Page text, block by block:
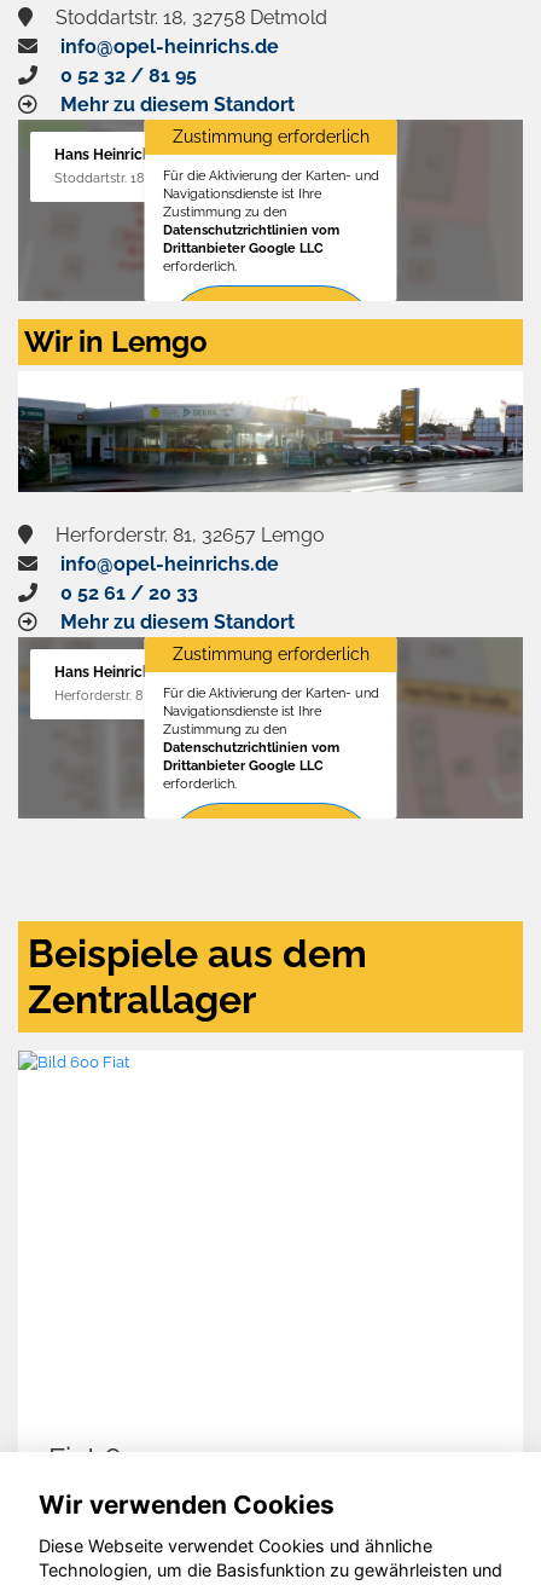
Stoddartstr. 18, 32758 Detmold
info@opel-heinrichs.de
0 52 32 / 81 95
Mehr zu diesem Standort
Hans Heinrichs GmbH
Stoddartstr. 18, 32758 Detmold
Zustimmung erforderlich
Für die Aktivierung der Karten- und
Navigationsdienste ist Ihre
Zustimmung zu den
Datenschutzrichtlinien vom
Drittanbieter Google LLC
erforderlich.
Zustimmen
aktivieren
Wir in Lemgo
Herforderstr. 81, 32657 Lemgo
info@opel-heinrichs.de
0 52 61 / 20 33
Mehr zu diesem Standort
Hans Heinrichs GmbH
Herforderstr. 81, 32657 Lemgo
Zustimmung erforderlich
Für die Aktivierung der Karten- und
Navigationsdienste ist Ihre
Zustimmung zu den
Datenschutzrichtlinien vom
Drittanbieter Google LLC
erforderlich.
Beispiele aus dem
Zentrallager
Fiat 600
Wir verwenden Cookies
Diese Webseite verwendet Cookies und ähnliche
Technologien, um die Basisfunktion zu gewährleisten und